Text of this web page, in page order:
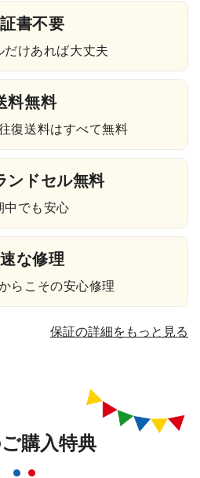
書不要
だけあれば大丈夫
料無料
復送料はすべて無料
ンドセル無料
中でも安心
な修理
らこその安心修理
保証の詳細をもっと見る
購入特典